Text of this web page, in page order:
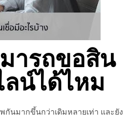
ารถขอสิน
น์ได้ไหม
นมากขึ้นกว่าเดิมหลายเท่า และยัง